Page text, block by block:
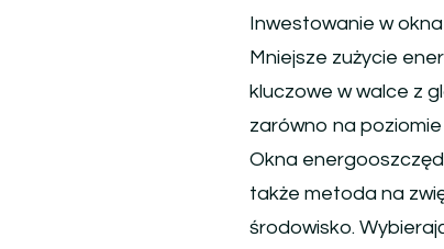
Inwestowanie w
Mniejsze zużycie
kluczowe w walce z
zarówno na
Okna
także metoda na
środowisko.